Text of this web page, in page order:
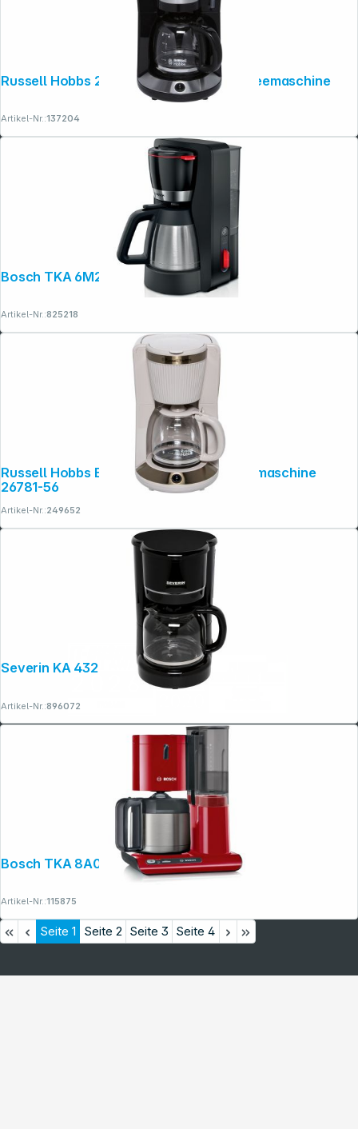
Russell Hobbs 24010-56 Adventure Kaffeemaschine
Artikel-Nr.:137204
Bosch TKA 6M273 Thermo
Artikel-Nr.:825218
Russell Hobbs Bronte stone Filterkaffeemaschine
26781-56
Artikel-Nr.:249652
Severin KA 4320 schwarz
Artikel-Nr.:896072
Bosch TKA 8A054 Thermo Styline rot
Artikel-Nr.:115875
Seite 1 Seite 2 Seite 3 Seite 4
Copyright © 2001 - 2026 dexxIT. Alle Rechte vorbehalten.